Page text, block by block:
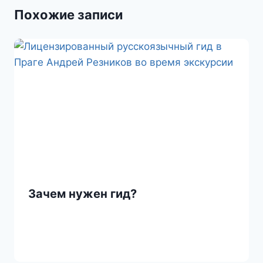
sт
Похожие записи
Зачем нужен гид?